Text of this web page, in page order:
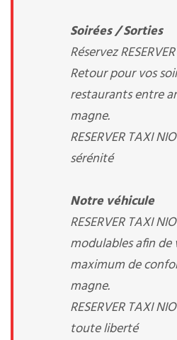
Soirées / Sorties
Réservez
Retour pour vos
restaurants entre
magne.
RESERVER TAXI
sérénité
Notre véhicule
RESERVER TAXI
modulables afin de
maximum de
magne.
RESERVER TAXI
toute liberté